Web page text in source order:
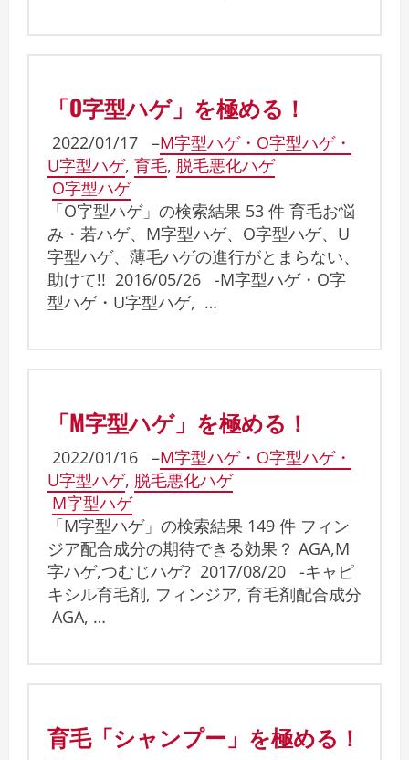
「O字型ハゲ」を極める！
2022/01/17 –M字型ハゲ・O字型ハゲ・
U字型ハゲ, 育毛, 脱毛悪化ハゲ
O字型ハゲ
「O字型ハゲ」の検索結果 53 件 育毛お悩
み・若ハゲ、M字型ハゲ、O字型ハゲ、U
字型ハゲ、薄毛ハゲの進行がとまらない、
助けて!! 2016/05/26 -M字型ハゲ・O字
型ハゲ・U字型ハゲ, …
「M字型ハゲ」を極める！
2022/01/16 –M字型ハゲ・O字型ハゲ・
U字型ハゲ, 脱毛悪化ハゲ
M字型ハゲ
「M字型ハゲ」の検索結果 149 件 フィン
ジア配合成分の期待できる効果？ AGA,M
字ハゲ,つむじハゲ? 2017/08/20 -キャピ
キシル育毛剤, フィンジア, 育毛剤配合成分
AGA, …
育毛「シャンプー」を極める！